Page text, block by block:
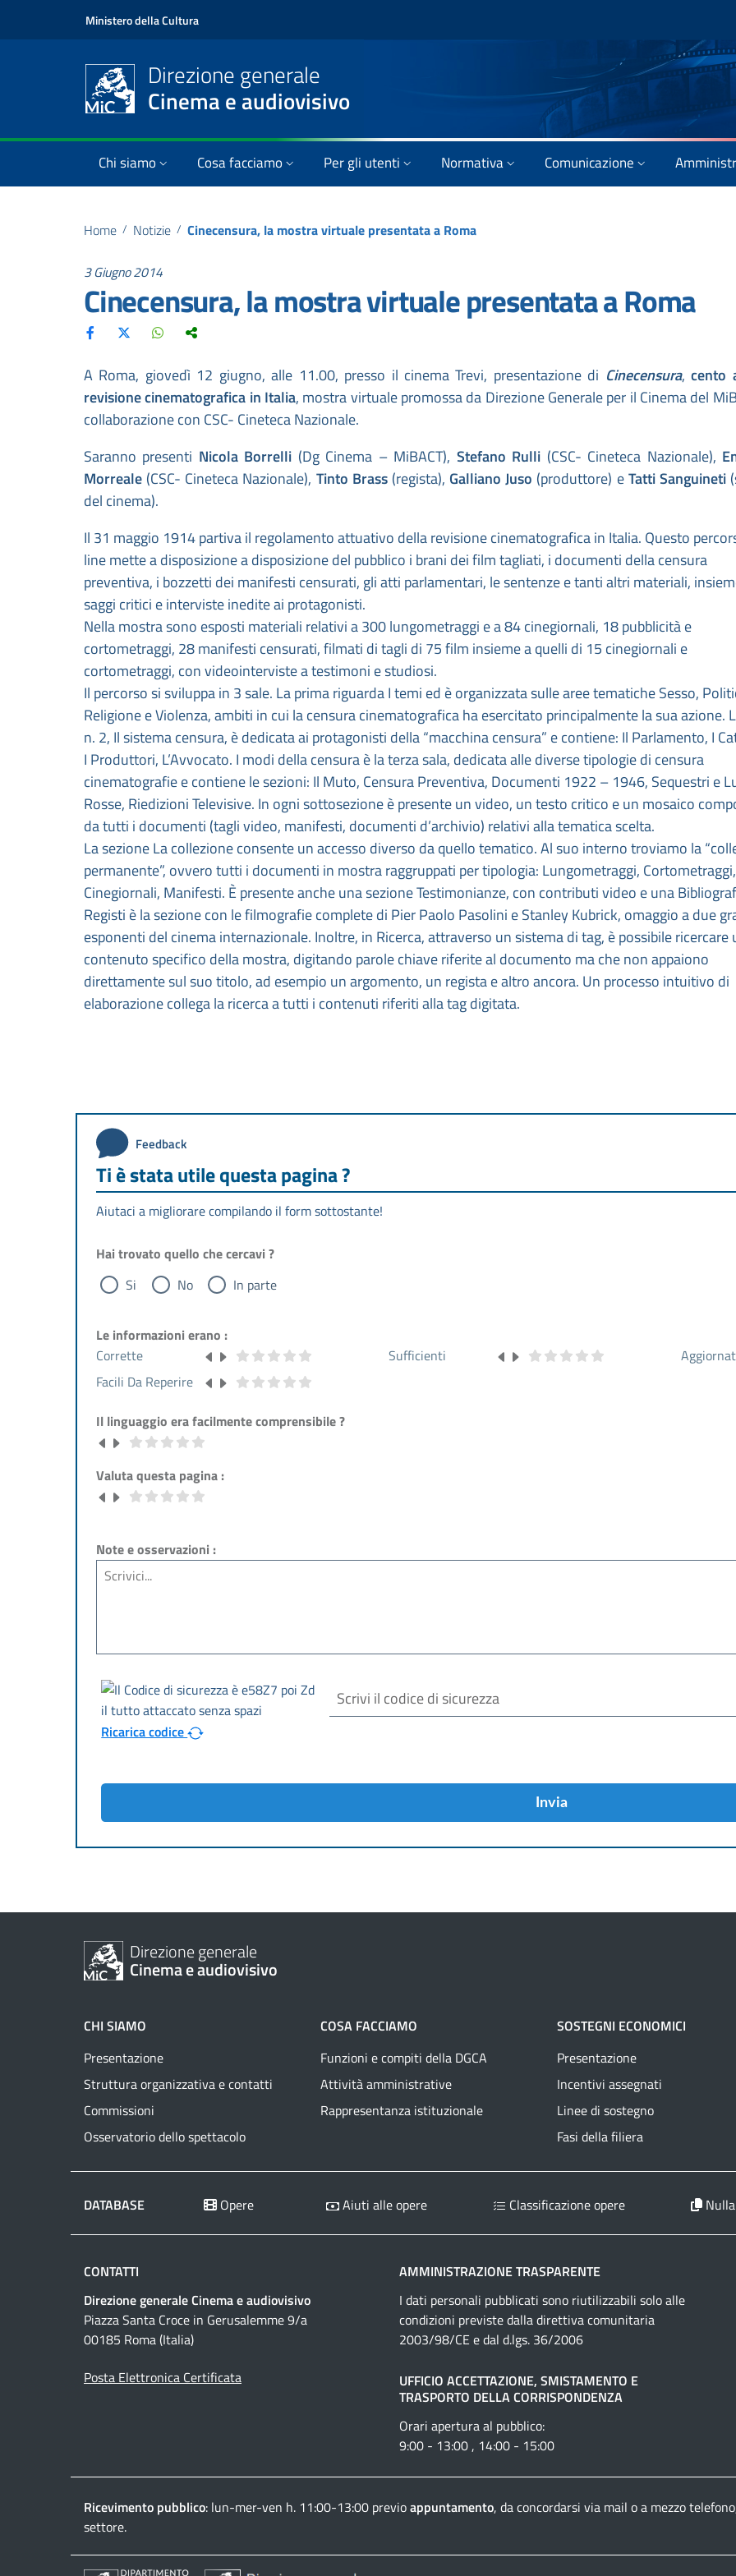
Ministero della Cultura
Direzione generale
Cinema e audiovisivo
Chi siamo Cosa facciamo Per gli utenti Normativa Comunicazione
Home / Notizie / Cinecensura, la mostra virtuale presentata a Roma
3 Giugno 2014
Cinecensura, la mostra virtuale presentata a Roma
A Roma, giovedì 12 giugno, alle 11.00, presso il cinema Trevi, presentazione di Cinecensura,cento
revisione cinematografica in Italia, mostra virtuale promossa da Direzione Generale per il Cinema del
collaborazione con CSC- Cineteca Nazionale.
Saranno presenti Nicola Borrelli (Dg Cinema – MiBACT), Stefano Rulli (CSC- Cineteca Nazionale),
Morreale (CSC- Cineteca Nazionale), Tinto Brass (regista), Galliano Juso (produttore) eTatti Sanguineti
del cinema).
Il 31 maggio 1914 partiva il regolamento attuativo della revisione cinematografica in Italia. Questo
line mette a disposizione a disposizione del pubblico i brani dei film tagliati, i documenti della censura
preventiva, i bozzetti dei manifesti censurati, gli atti parlamentari, le sentenze e tanti altri materiali,
saggi critici e interviste inedite ai protagonisti.
Nella mostra sono esposti materiali relativi a 300 lungometraggi e a 84 cinegiornali, 18 pubblicità e
cortometraggi, 28 manifesti censurati, filmati di tagli di 75 film insieme a quelli di 15 cinegiornali e
cortometraggi, con videointerviste a testimoni e studiosi.
Il percorso si sviluppa in 3 sale. La prima riguarda I temi ed è organizzata sulle aree tematiche Sesso,
Religione e Violenza, ambiti in cui la censura cinematografica ha esercitato principalmente la sua azione.
n. 2, Il sistema censura, è dedicata ai protagonisti della “macchina censura” e contiene: Il Parlamento, I
I Produttori, L’Avvocato. I modi della censura è la terza sala, dedicata alle diverse tipologie di censura
cinematografie e contiene le sezioni: Il Muto, Censura Preventiva, Documenti 1922 – 1946, Sequestri e
Rosse, Riedizioni Televisive. In ogni sottosezione è presente un video, un testo critico e un mosaico
da tutti i documenti (tagli video, manifesti, documenti d’archivio) relativi alla tematica scelta.
La sezione La collezione consente un accesso diverso da quello tematico. Al suo interno troviamo la
permanente”, ovvero tutti i documenti in mostra raggruppati per tipologia: Lungometraggi, Cortometraggi,
Cinegiornali, Manifesti. È presente anche una sezione Testimonianze, con contributi video e una
Registi è la sezione con le filmografie complete di Pier Paolo Pasolini e Stanley Kubrick, omaggio a due
esponenti del cinema internazionale. Inoltre, in Ricerca, attraverso un sistema di tag, è possibile ricercare
contenuto specifico della mostra, digitando parole chiave riferite al documento ma che non appaiono
direttamente sul suo titolo, ad esempio un argomento, un regista e altro ancora. Un processo intuitivo di
elaborazione collega la ricerca a tutti i contenuti riferiti alla tag digitata.
Feedback
Ti è stata utile questa pagina ?
Aiutaci a migliorare compilando il form sottostante!
Hai trovato quello che cercavi ?
Si
No In parte
Le informazioni erano :
Corrette
Sufficienti
Facili Da Reperire
Il linguaggio era facilmente comprensibile ?
Valuta questa pagina :
Note e osservazioni :
Ricarica codice
Invia
Direzione generale
Cinema e audiovisivo
CHI SIAMO
Presentazione
Struttura organizzativa e contatti
Commissioni
Osservatorio dello spettacolo
COSA FACCIAMO
Funzioni e compiti della DGCA
Attività amministrative
Rappresentanza istituzionale
SOSTEGNI ECONOMICI
Presentazione
Incentivi assegnati
Linee di sostegno
Fasi della filiera
DATABASE Opere Aiuti alle opere Classificazione opere
CONTATTI
Direzione generale Cinema e audiovisivo
Piazza Santa Croce in Gerusalemme 9/a
00185 Roma (Italia)
Posta Elettronica Certificata
AMMINISTRAZIONE TRASPARENTE
I dati personali pubblicati sono riutilizzabili solo alle
condizioni previste dalla direttiva comunitaria
2003/98/CE e dal d.lgs. 36/2006
UFFICIO ACCETTAZIONE, SMISTAMENTO E
TRASPORTO DELLA CORRISPONDENZA
Orari apertura al pubblico:
9:00 - 13:00 , 14:00 - 15:00
Ricevimento pubblico: lun-mer-ven h. 11:00-13:00 previoappuntamento, da concordarsi via mail o a mezzo
settore.